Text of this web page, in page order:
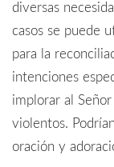
diversas
casos se puede
para la
intenciones
implorar al
violentos.
oración y